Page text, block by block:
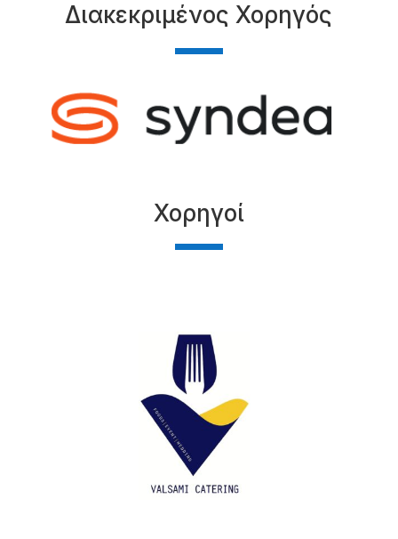
Διακεκριμένος Χορηγός
Χορηγοί